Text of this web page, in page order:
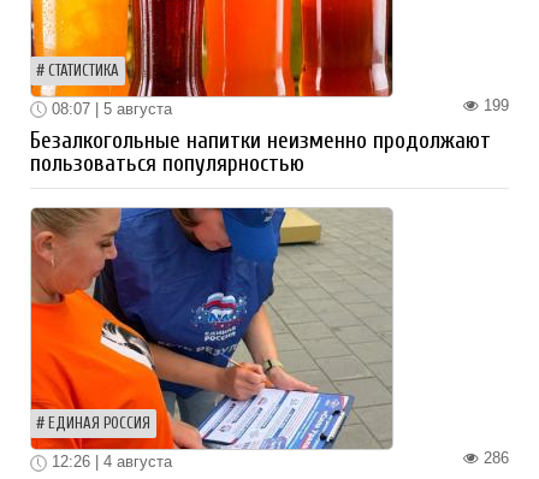
СТАТИСТИКА
199
08:07 | 5 августа
Безалкогольные напитки неизменно продолжают
пользоваться популярностью
ЕДИНАЯ РОССИЯ
286
12:26 | 4 августа